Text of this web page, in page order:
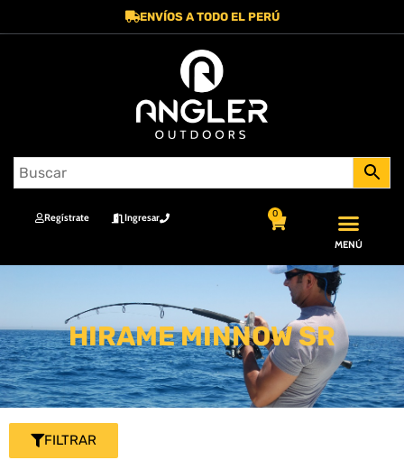
ENVÍOS A TODO EL PERÚ
Regístrate Ingresar 0
MENÚ
HIRAME MINNOW SR
FILTRAR